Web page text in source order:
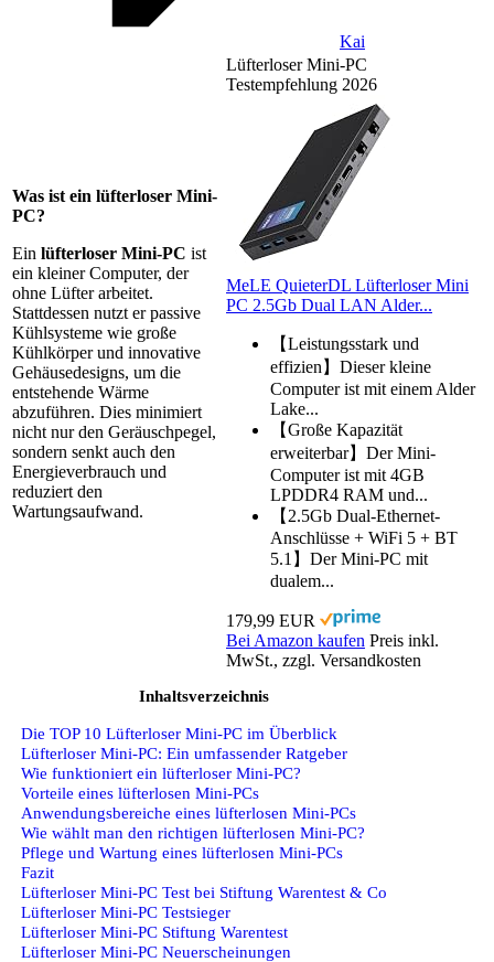
Kai
Was ist ein lüfterloser Mini-
PC?
Ein lüfterloser Mini-PC ist
ein kleiner Computer, der
ohne Lüfter arbeitet.
Stattdessen nutzt er passive
Kühlsysteme wie große
Kühlkörper und innovative
Gehäusedesigns, um die
entstehende Wärme
abzuführen. Dies minimiert
nicht nur den Geräuschpegel,
sondern senkt auch den
Energieverbrauch und
reduziert den
Wartungsaufwand.
Lüfterloser Mini-PC
Testempfehlung 2026
MeLE QuieterDL Lüfterloser Mini
PC 2.5Gb Dual LAN Alder...
【Leistungsstark und
effizien】Dieser kleine
Computer ist mit einem Alder
Lake...
【Große Kapazität
erweiterbar】Der Mini-
Computer ist mit 4GB
LPDDR4 RAM und...
【2.5Gb Dual-Ethernet-
Anschlüsse + WiFi 5 + BT
5.1】Der Mini-PC mit
dualem...
179,99 EUR
Bei Amazon kaufen Preis inkl.
MwSt., zzgl. Versandkosten
Inhaltsverzeichnis
Die TOP 10 Lüfterloser Mini-PC im Überblick
Lüfterloser Mini-PC: Ein umfassender Ratgeber
Wie funktioniert ein lüfterloser Mini-PC?
Vorteile eines lüfterlosen Mini-PCs
Anwendungsbereiche eines lüfterlosen Mini-PCs
Wie wählt man den richtigen lüfterlosen Mini-PC?
Pflege und Wartung eines lüfterlosen Mini-PCs
Fazit
Lüfterloser Mini-PC Test bei Stiftung Warentest & Co
Lüfterloser Mini-PC Testsieger
Lüfterloser Mini-PC Stiftung Warentest
Lüfterloser Mini-PC Neuerscheinungen